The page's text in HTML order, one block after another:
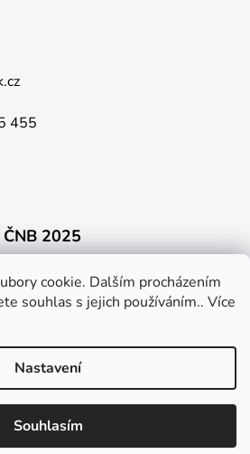
cookie. Dalším procházením
souhlas s jejich používáním.. Více
Nastavení
Souhlasím
455
2025
jednoduchý a př...
mincí mimo EU
zlatou minci Wie...
Vytvořil Shoptet